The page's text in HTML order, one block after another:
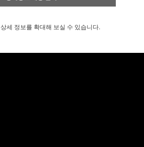
상세 정보를 확대해 보실 수 있습니다.